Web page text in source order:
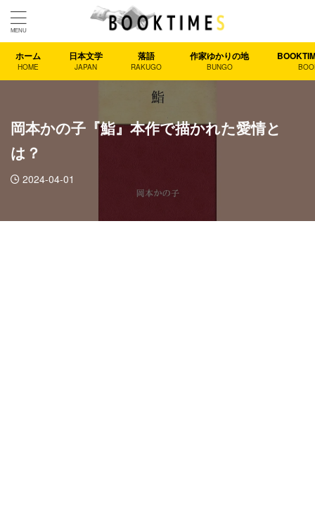
ホーム
HOME
日本文学
JAPAN
落語
RAKUGO
作家ゆかりの地
BUNGO
岡本かの子『鮨』本作で描かれた愛情と
は？
2024-04-01